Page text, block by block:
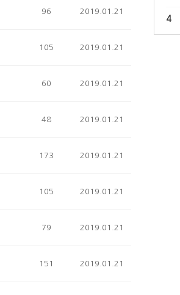
96 2019.01.21
105 2019.01.21
60 2019.01.21
48 2019.01.21
173 2019.01.21
105 2019.01.21
79 2019.01.21
151 2019.01.21
4